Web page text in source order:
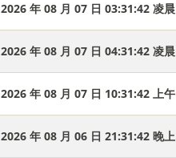
2026 年 08 月 07 日 03:31:43 凌晨
2026 年 08 月 07 日 04:31:43 凌晨
2026 年 08 月 07 日 10:31:43 上午
2026 年 08 月 06 日 21:31:43 晚上